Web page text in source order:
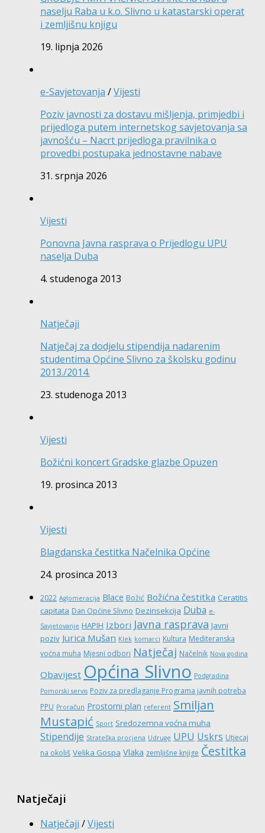
naselju Raba u k.o. Slivno u katastarski operat
i zemljišnu knjigu
19. lipnja 2026
e-Savjetovanja /Vijesti
Poziv javnosti za dostavu mišljenja, primjedbi i
prijedloga putem internetskog savjetovanja sa
javnošću – Nacrt prijedloga pravilnika o
provedbi postupaka jednostavne nabave
31. srpnja 2026
Vijesti
Ponovna Javna rasprava o Prijedlogu UPU
naselja Duba
4. studenoga 2013
Natječaji
Natječaj za dodjelu stipendija nadarenim
studentima Općine Slivno za školsku godinu
2013./2014.
23. studenoga 2013
Vijesti
Božićni koncert Gradske glazbe Opuzen
19. prosinca 2013
Vijesti
Blagdanska čestitka Načelnika Općine
24. prosinca 2013
2022 Aglomeracija Blace Božić Božićna čestitka Ceratitis
capitata Dan Općine Slivno Dezinsekcija Duba e-
Savjetovanje HAPIH Izbori Javna rasprava Javni
poziv Jurica Mušan Klek komarci Kultura Mediteranska
voćna muha Mjesni odbori Natječaj Načelnik Nova godina
Obavijest Općina Slivno Podgradina
Pomorski servis Poziv za predlaganje Programa javnih potreba
PPU Proračun Prostorni plan referent Smiljan
Mustapić Sport Sredozemna voćna muha
Stipendije Strateška procjena Udruge UPU Uskrs Utjecaj
na okoliš Velika Gospa Vlaka zemljišne knjige Čestitka
Natječaji
Natječaji /Vijesti